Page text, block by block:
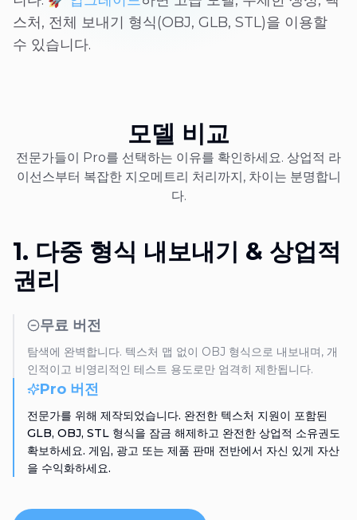
스처, 전체 보내기 형식(OBJ, GLB, STL)을 이용할
수 있습니다.
모델 비교
전문가들이 Pro를 선택하는 이유를 확인하세요. 상업적 라
이선스부터 복잡한 지오메트리 처리까지, 차이는 분명합니
다.
1. 다중 형식 내보내기 & 상업적
권리
무료 버전
탐색에 완벽합니다. 텍스처 맵 없이 OBJ 형식으로 내보내며, 개
인적이고 비영리적인 테스트 용도로만 엄격히 제한됩니다.
Pro 버전
전문가를 위해 제작되었습니다. 완전한 텍스처 지원이 포함된
GLB, OBJ, STL 형식을 잠금 해제하고 완전한 상업적 소유권도
확보하세요. 게임, 광고 또는 제품 판매 전반에서 자신 있게 자산
을 수익화하세요.